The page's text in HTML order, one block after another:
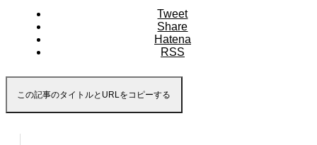
Tweet
Share
Hatena
RSS
この記事のタイトルとURLをコピーする